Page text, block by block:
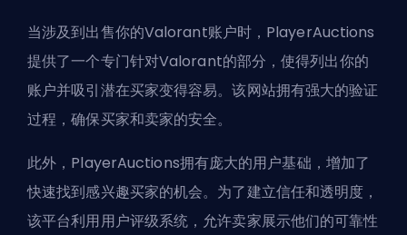
当涉及到出售你的Valorant账户时，PlayerAuctions
提供了一个专门针对Valorant的部分，使得列出你的
账户并吸引潜在买家变得容易。该网站拥有强大的验证
过程，确保买家和卖家的安全。
此外，PlayerAuctions拥有庞大的用户基础，增加了
快速找到感兴趣买家的机会。为了建立信任和透明度，
该平台利用用户评级系统，允许卖家展示他们的可靠性